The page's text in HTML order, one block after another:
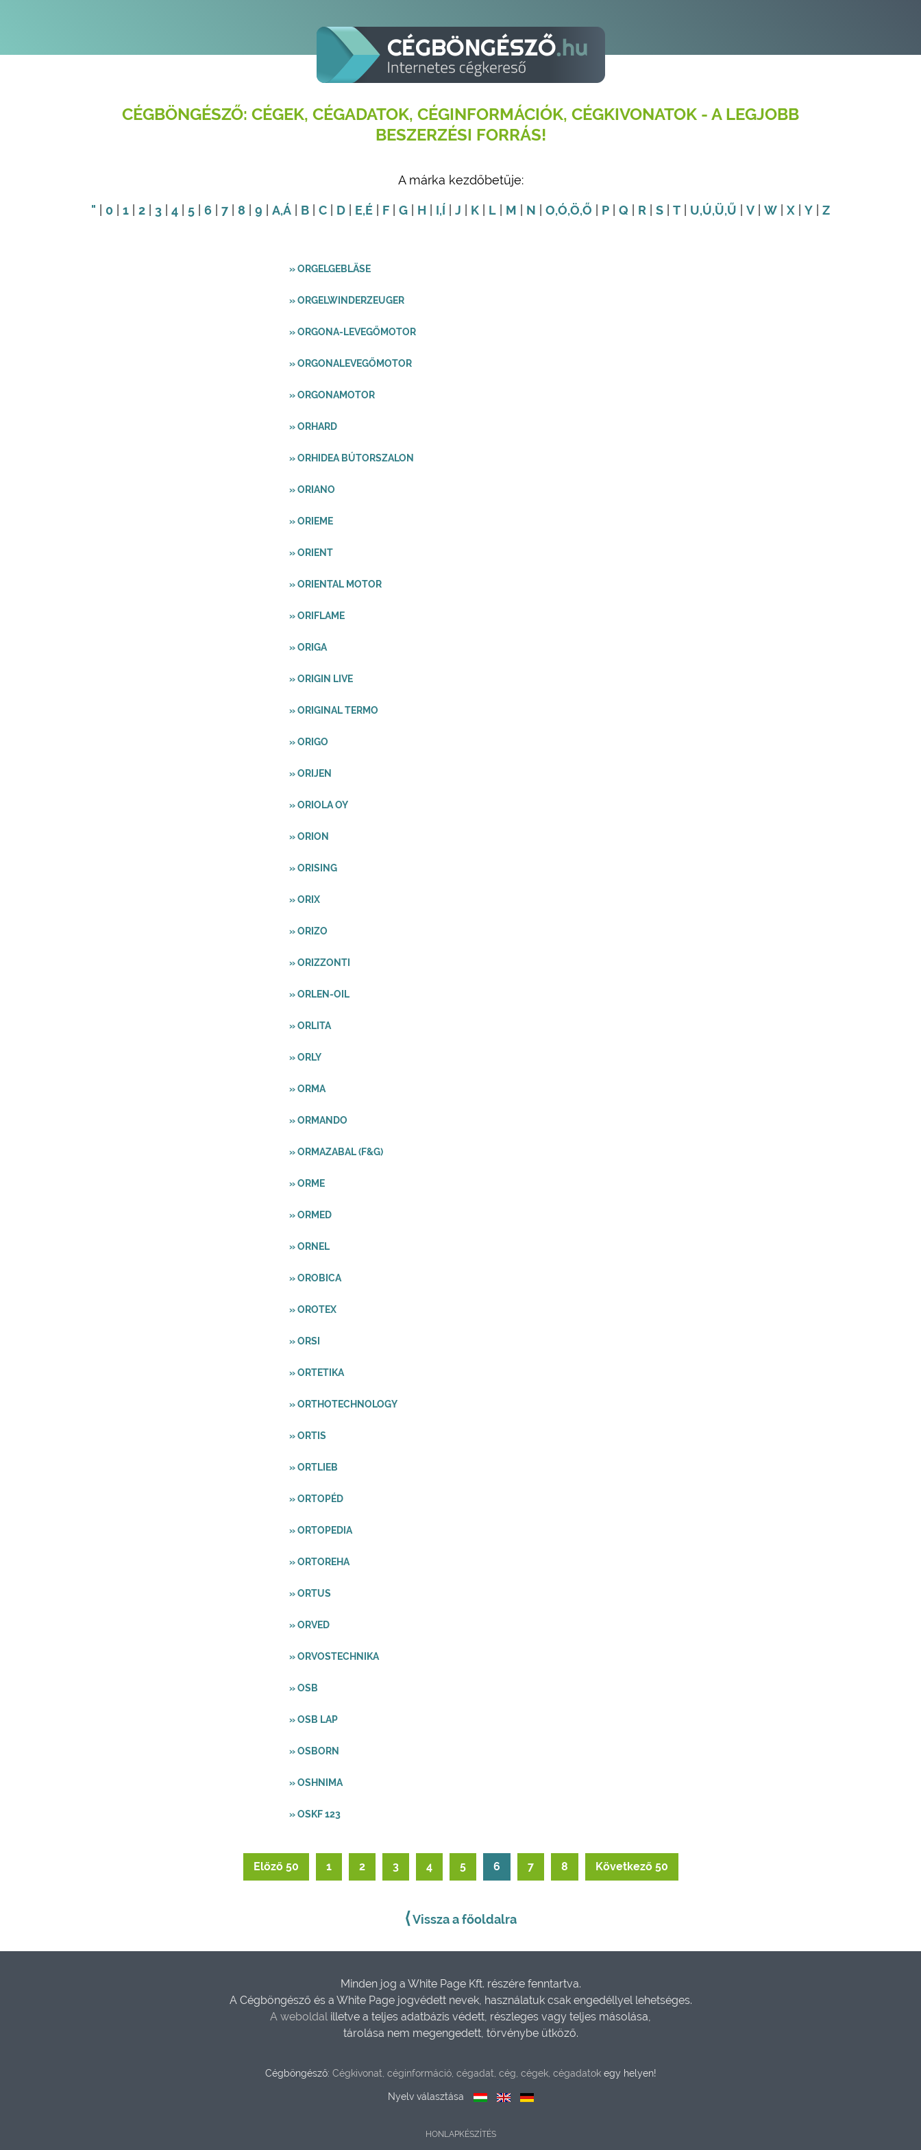
CÉGBÖNGÉSZŐ: CÉGEK, CÉGADATOK, CÉGINFORMÁCIÓK, CÉGKIVONATOK - A LEGJOBB
BESZERZÉSI FORRÁS!
A márka kezdőbetűje:
" 0 1 2 3 4 5 6 7 8 9 A,Á B C D E,É F G H I,Í J K L M N O,Ó,Ö,Ő P Q R S T U,Ú,Ü,Ű V W X Y Z
» ORGELGEBLÄSE
» ORGELWINDERZEUGER
» ORGONA-LEVEGŐMOTOR
» ORGONALEVEGŐMOTOR
» ORGONAMOTOR
» ORHARD
» ORHIDEA BÚTORSZALON
» ORIANO
» ORIEME
» ORIENT
» ORIENTAL MOTOR
» ORIFLAME
» ORIGA
» ORIGIN LIVE
» ORIGINAL TERMO
» ORIGO
» ORIJEN
» ORIOLA OY
» ORION
» ORISING
» ORIX
» ORIZO
» ORIZZONTI
» ORLEN-OIL
» ORLITA
» ORLY
» ORMA
» ORMANDO
» ORMAZABAL (F&G)
» ORME
» ORMED
» ORNEL
» OROBICA
» OROTEX
» ORSI
» ORTETIKA
» ORTHOTECHNOLOGY
» ORTIS
» ORTLIEB
» ORTOPÉD
» ORTOPEDIA
» ORTOREHA
» ORTUS
» ORVED
» ORVOSTECHNIKA
» OSB
» OSB LAP
» OSBORN
» OSHNIMA
» OSKF 123
Előző 50 1 2 3 4 5 6 7 8 Következő 50
⟨Vissza a főoldalra
Minden jog a White Page Kft. részére fenntartva.
A Cégböngésző és a White Page jogvédett nevek, használatuk csak engedéllyel lehetséges.
A weboldal illetve a teljes adatbázis védett, részleges vagy teljes másolása,
tárolása nem megengedett, törvénybe ütköző.
Cégböngésző: Cégkivonat, céginformáció, cégadat, cég, cégek, cégadatokegy helyen!
Nyelv választása
HONLAPKÉSZÍTÉS